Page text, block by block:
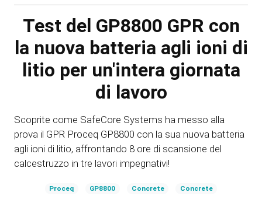
Test del GP8800 GPR con
la nuova batteria agli ioni di
litio per un'intera giornata
di lavoro
Scoprite come SafeCore Systems ha messo alla
prova il GPR Proceq GP8800 con la sua nuova batteria
agli ioni di litio, affrontando 8 ore di scansione del
calcestruzzo in tre lavori impegnativi!
Proceq GP8800 Concrete Concrete